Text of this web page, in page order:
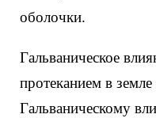
оболочки.
Гальваническое
протеканием в
Гальваническому